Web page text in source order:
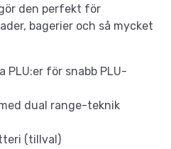
den perfekt för
bagerier och så mycket
PLU:er för snabb PLU-
dual range-teknik
(tillval)